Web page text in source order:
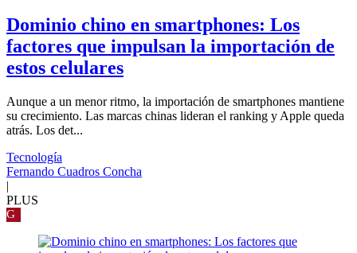
Dominio chino en smartphones: Los
factores que impulsan la importación de
estos celulares
Aunque a un menor ritmo, la importación de smartphones mantiene
su crecimiento. Las marcas chinas lideran el ranking y Apple queda
atrás. Los det...
Tecnología
Fernando Cuadros Concha
|
PLUS
G